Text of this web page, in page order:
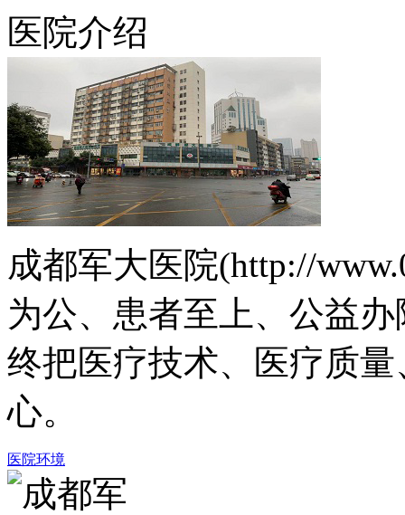
医院介绍
成都军大医院(http://
为公、患者至上、公益
终把医疗技术、医疗质
心。
医院环境